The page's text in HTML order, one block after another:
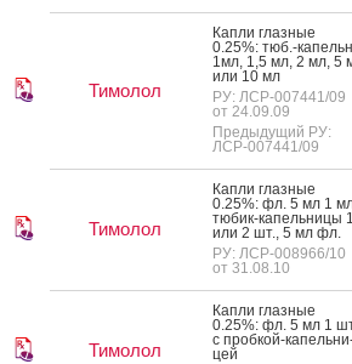
Тимолол
Кап­ли глаз­ные
0.25%: тюб.-ка­пельн.
1мл, 1,5 мл, 2 мл, 5
или 10 мл
РУ: ЛСР-007441/09
от 24.09.09
Предыдущий РУ:
ЛСР-007441/09
Тимолол
Кап­ли глаз­ные
0.25%: фл. 5 мл 1
тю­бик-ка­пель­ни­цы 1
или 2 шт., 5 мл фл.
РУ: ЛСР-008966/10
от 31.08.10
Тимолол
Кап­ли глаз­ные
0.25%: фл. 5 мл 1
с проб­кой-
цей